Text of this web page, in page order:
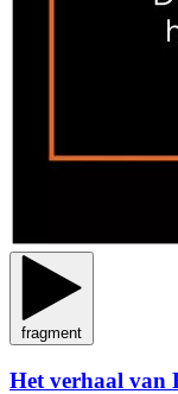
fragment
Het verhaal van